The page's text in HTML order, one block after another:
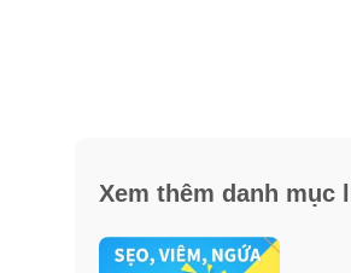
Xem thêm danh mục